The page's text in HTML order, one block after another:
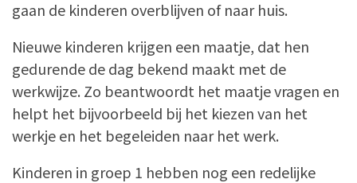
gaan de kinderen overblijven of naar huis.
Nieuwe kinderen krijgen een maatje, dat hen
gedurende de dag bekend maakt met de
werkwijze. Zo beantwoordt het maatje vragen en
helpt het bijvoorbeeld bij het kiezen van het
werkje en het begeleiden naar het werk.
Kinderen in groep 1 hebben nog een redelijke